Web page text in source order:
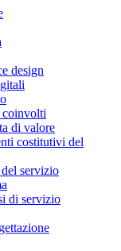
design
coinvolti
di valore
costitutivi del
servizio
di servizio